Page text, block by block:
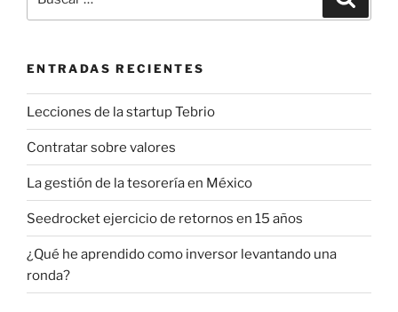
por:
ENTRADAS RECIENTES
Lecciones de la startup Tebrio
Contratar sobre valores
La gestión de la tesorería en México
Seedrocket ejercicio de retornos en 15 años
¿Qué he aprendido como inversor levantando una
ronda?